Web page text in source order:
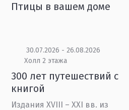
Птицы в вашем доме
30.07.2026 - 26.08.2026
Холл 2 этажа
300 лет путешествий с
книгой
Издания XVIII – XXI вв. из